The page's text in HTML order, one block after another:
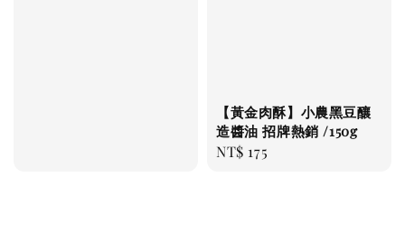
【黃金肉酥】小農黑豆釀
造醬油 招牌熱銷 /150g
Regular
NT$ 175